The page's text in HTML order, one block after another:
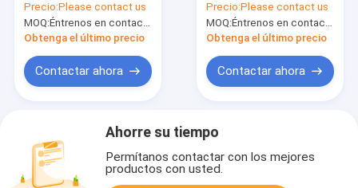
amonio
Precio:Please contact us
MOQ:Éntrenos en contacto con por favor
Obtenga el último precio
Contactar ahora
200ppm máximos
Precio:Please contact us
MOQ:Éntrenos en contacto con por favor
Obtenga el último precio
Contactar ahora
Ahorre su tiempo
Permítanos contactar con los mejores
productos con usted.